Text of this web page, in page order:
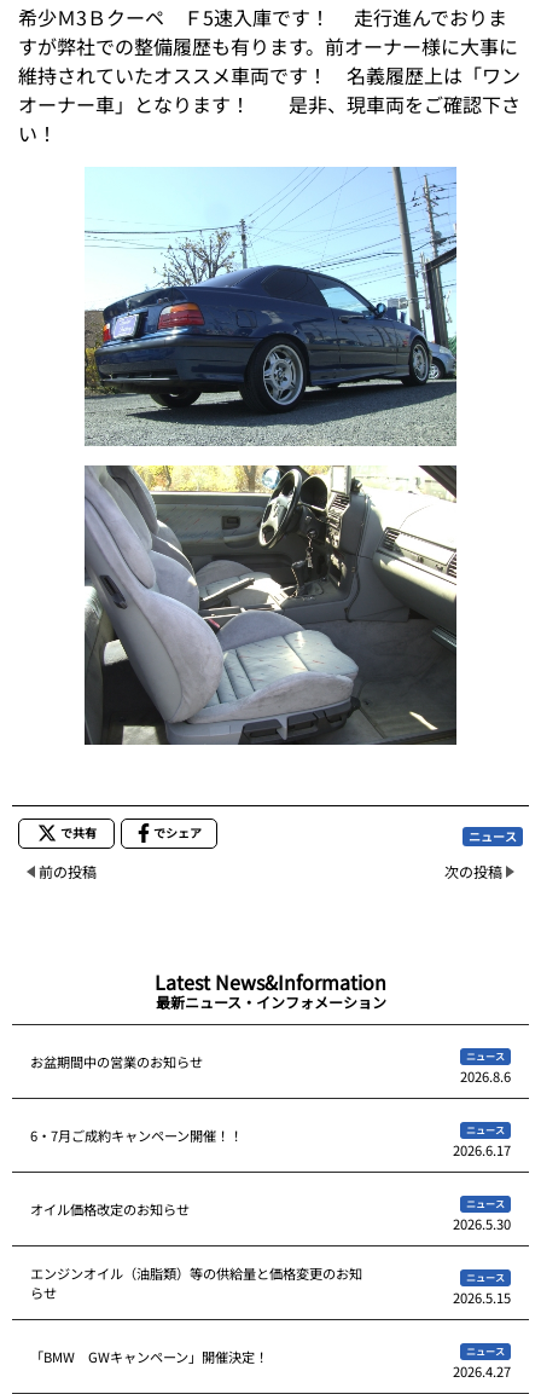
希少Ｍ3Ｂクーペ Ｆ5速入庫です！ 走行進んでおりま
すが弊社での整備履歴も有ります。前オーナー様に大事に
維持されていたオススメ車両です！ 名義履歴上は「ワン
オーナー車」となります！ 是非、現車両をご確認下さ
い！
で共有 でシェア ニュース
前の投稿 次の投稿
Latest News&Information
最新ニュース・インフォメーション
お盆期間中の営業のお知らせ ニュース
2026.8.6
6・7月ご成約キャンペーン開催！！ ニュース
2026.6.17
オイル価格改定のお知らせ ニュース
2026.5.30
エンジンオイル（油脂類）等の供給量と価格変更のお知
らせ
ニュース
2026.5.15
「BMW GWキャンペーン」開催決定！ ニュース
2026.4.27